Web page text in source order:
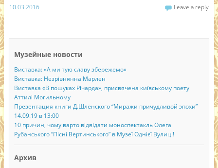
10.03.2016 Leave a reply
Музейные новости
Виставка: «А ми тую славу збережемо»
Виставка: Незрівнянна Марлен
Виставка «В пошуках Річарда», присвячена київському поету
Аттилі Могильному
Презентация книги Д.Шлёнского “Миражи причудливой эпохи”
14.09.19 в 13:00
10 причин, чому варто відвідати моноспектакль Олега
Рубанського “Пісні Вертинського” в Музеї Однієї Вулиці!
Архив